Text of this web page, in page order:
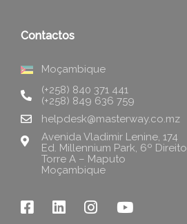
Contactos
Moçambique
(+258) 840 371 441
(+258) 849 636 759
helpdesk@masterway.co.mz
Avenida Vladimir Lenine, 174
Ed. Millennium Park, 6º Direito
Torre A – Maputo
Moçambique